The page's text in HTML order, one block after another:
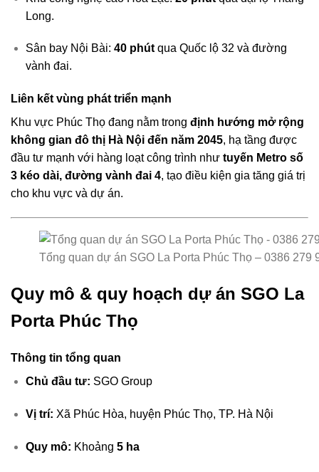
Long.
Sân bay Nội Bài: 40 phútqua Quốc lộ 32 và đường
vành đai.
Liên kết vùng phát triển mạnh
Khu vực Phúc Thọ đang nằm trong định hướng mở rộng
không gian đô thị Hà Nội đến năm 2045, hạ tầng được
đầu tư mạnh với hàng loạt công trình như tuyến Metro số
3 kéo dài, đường vành đai 4, tạo điều kiện gia tăng giá trị
cho khu vực và dự án.
Tổng quan dự án SGO La Porta Phúc Thọ – 0386 279
Quy mô & quy hoạch dự án SGO La
Porta Phúc Thọ
Thông tin tổng quan
Chủ đầu tư: SGO Group
Vị trí: Xã Phúc Hòa, huyện Phúc Thọ, TP. Hà Nội
Quy mô: Khoảng 5 ha